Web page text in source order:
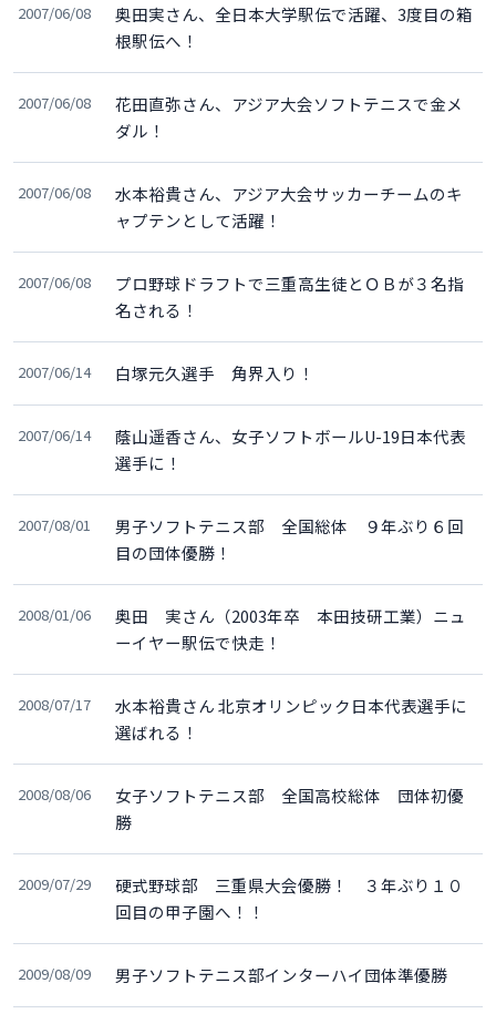
2007/06/08
奥田実さん、全日本大学駅伝で活躍、3度目の箱
根駅伝へ！
2007/06/08
花田直弥さん、アジア大会ソフトテニスで金メ
ダル！
2007/06/08
水本裕貴さん、アジア大会サッカーチームのキ
ャプテンとして活躍！
2007/06/08
プロ野球ドラフトで三重高生徒とＯＢが３名指
名される！
2007/06/14 白塚元久選手 角界入り！
2007/06/14
蔭山遥香さん、女子ソフトボールU-19日本代表
選手に！
2007/08/01
男子ソフトテニス部 全国総体 ９年ぶり６回
目の団体優勝！
2008/01/06
奥田 実さん（2003年卒 本田技研工業）ニュ
ーイヤー駅伝で快走！
2008/07/17
水本裕貴さん 北京オリンピック日本代表選手に
選ばれる！
2008/08/06
女子ソフトテニス部 全国高校総体 団体初優
勝
2009/07/29
硬式野球部 三重県大会優勝！ ３年ぶり１０
回目の甲子園へ！！
2009/08/09 男子ソフトテニス部インターハイ団体準優勝